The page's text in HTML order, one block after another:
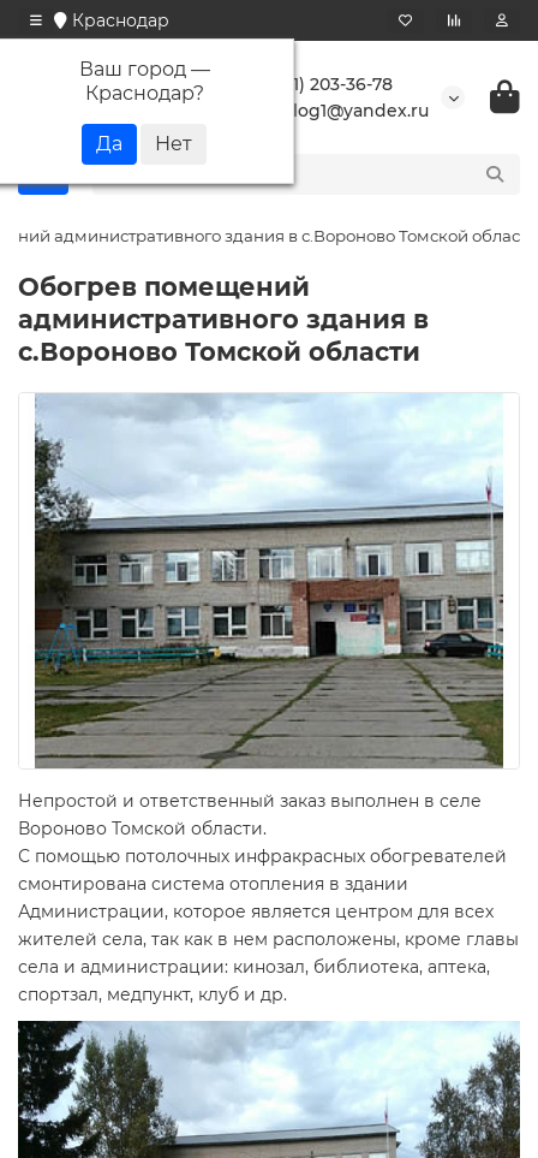
Краснодар
Ваш город —
Краснодар?
+7 (861) 203-36-78
buranlog1@yandex.ru
административного здания в с.Вороново Томской области
Обогрев помещений
административного здания в
с.Вороново Томской области
Непростой и ответственный заказ выполнен в селе
Вороново Томской области.
С помощью потолочных инфракрасных обогревателей
смонтирована система отопления в здании
Администрации, которое является центром для всех
жителей села, так как в нем расположены, кроме главы
села и администрации: кинозал, библиотека, аптека,
спортзал, медпункт, клуб и др.